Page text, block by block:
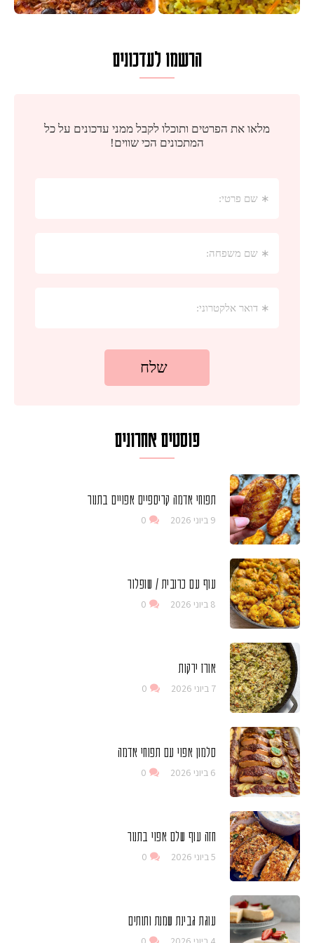
הרשמו לעדכונים
פוסטים אחרונים
תפוחי אדמה קריספיים אפויים בתנור
9 ביוני 2026 0
עוף עם כרובית / שופלור
8 ביוני 2026 0
אורז ירקות
7 ביוני 2026 0
סלמון אפוי עם תפוחי אדמה
6 ביוני 2026 0
חזה עוף שלם אפוי בתנור
5 ביוני 2026 0
עוגת גבינת שמנת ותותים